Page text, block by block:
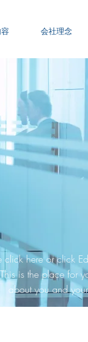
会社理念
click here or click
is the place for
about you and